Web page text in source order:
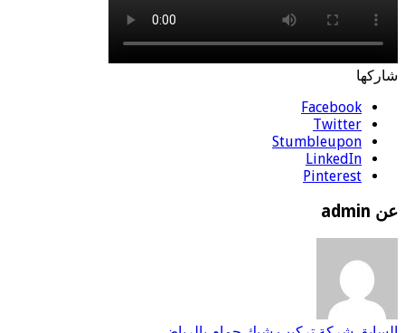
شاركها
Facebook
Twitter
Stumbleupon
LinkedIn
Pinterest
عن admin